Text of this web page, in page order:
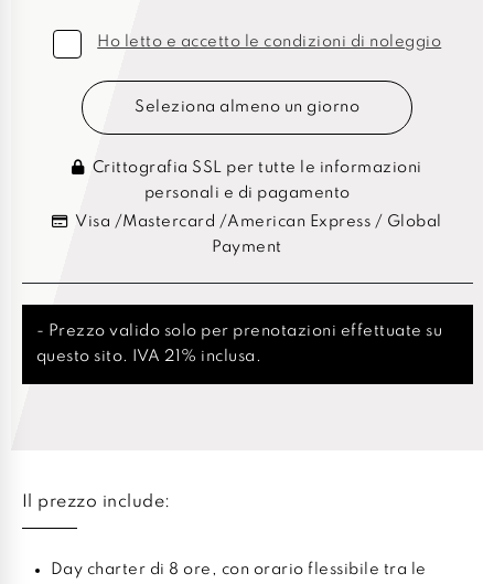
Ho letto e accetto le condizioni di noleggio
Seleziona almeno un giorno
Crittografia SSL per tutte le informazioni
personali e di pagamento
Visa /Mastercard /American Express / Global
Payment
- Prezzo valido solo per prenotazioni effettuate su
questo sito. IVA 21% inclusa.
Il prezzo include:
Day charter di 8 ore, con orario flessibile tra le